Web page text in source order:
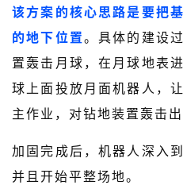
该方案的核心思路是要把
的地下位置。具体的建设
置轰击月球，在月球地表
球上面投放月面机器人，
主作业，对钻地装置轰击
加固完成后，机器人深入
并且开始平整场地。